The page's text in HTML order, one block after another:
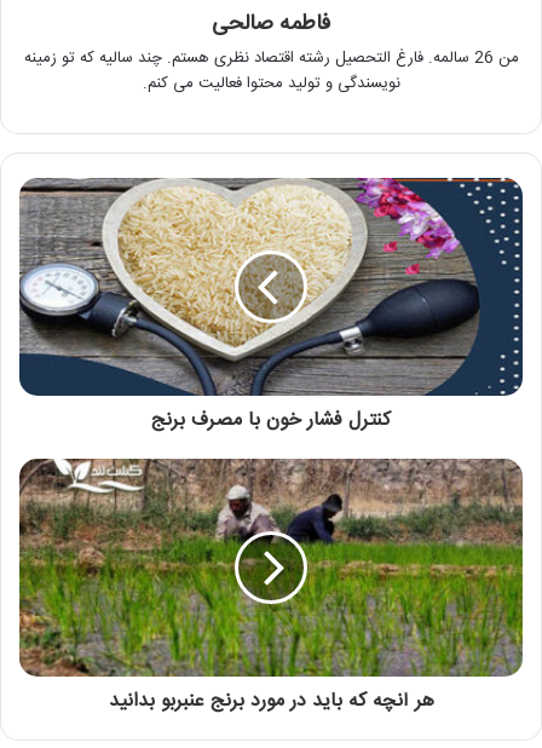
فاطمه صالحی
من 26 سالمه. فارغ التحصیل رشته اقتصاد نظری هستم. چند سالیه که تو زمینه
نویسندگی و تولید محتوا فعالیت می کنم.
کنترل فشار خون با مصرف برنج
هر آنچه که باید در مورد برنج عنبربو بدانید